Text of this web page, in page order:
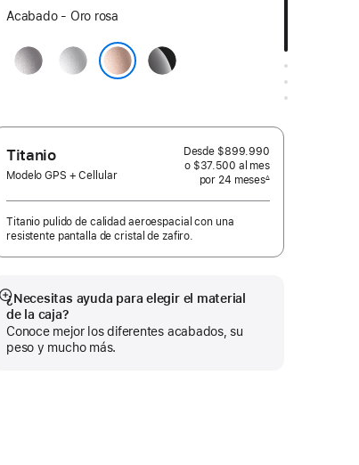
Elige
acabado:
Acabado - Oro rosa
Gris
espacial
Plata
Negro
azabache
Titanio
Modelo GPS + Cellular
Desde $899.990
o $37.500 al mes
por 24 mesesmeses
Nota a pie de página
∆
Titanio pulido de calidad aeroespacial con una
resistente pantalla de cristal de zafiro.
¿Necesitas ayuda para elegir el material
de la caja?
Conoce mejor los diferentes acabados, su
peso y mucho más.
Mostrar
más